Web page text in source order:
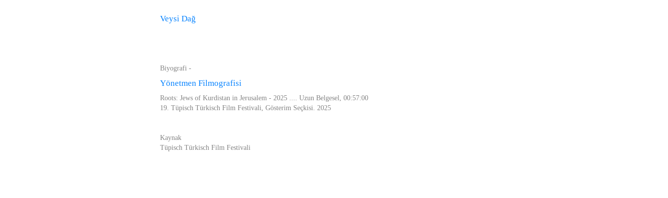
Veysi Dağ
Biyografi -
Yönetmen Filmografisi
Roots: Jews of Kurdistan in Jerusalem - 2025 .... Uzun Belgesel, 00:57:00
19. Tüpisch Türkisch Film Festivali, Gösterim Seçkisi. 2025
Kaynak
Tüpisch Türkisch Film Festivali